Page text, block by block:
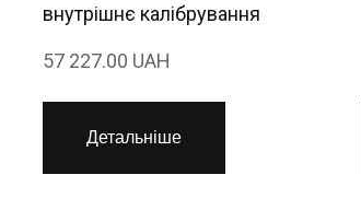
внутрішнє калібрування
57 227.00 UAH
Детальніше